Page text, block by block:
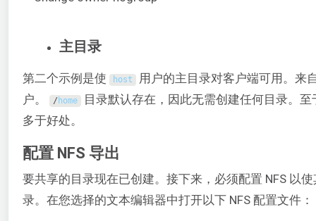
主目录
第二个示例是使 host 用户的主目录对客户端可用。来
户。
/ home 目录默认存在，因此无需创建任何目录。
多于好处。
配置 NFS 导出
要共享的目录现在已创建。接下来，必须配置 NFS 以
录。在您选择的文本编辑器中打开以下 NFS 配置文件：